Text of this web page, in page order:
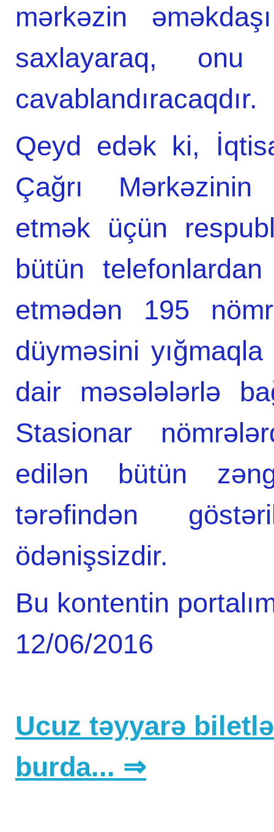
mərkəzin
saxlayaraq, onu
cavablandıracaqdır.
Qeyd edək ki,
Çağrı
etmək üçün
bütün
etmədən 195
düyməsini
dair məsələlərlə
Stasionar
edilən bütün
tərəfindən
ödənişsizdir.
Bu kontentin
12/06/2016
Ucuz təyyarə
burda... ⇒